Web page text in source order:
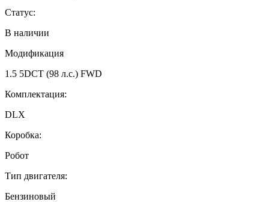
Статус:
В наличии
Модификация
1.5 5DCT (98 л.с.) FWD
Комплектация:
DLX
Коробка:
Робот
Тип двигателя:
Бензиновый